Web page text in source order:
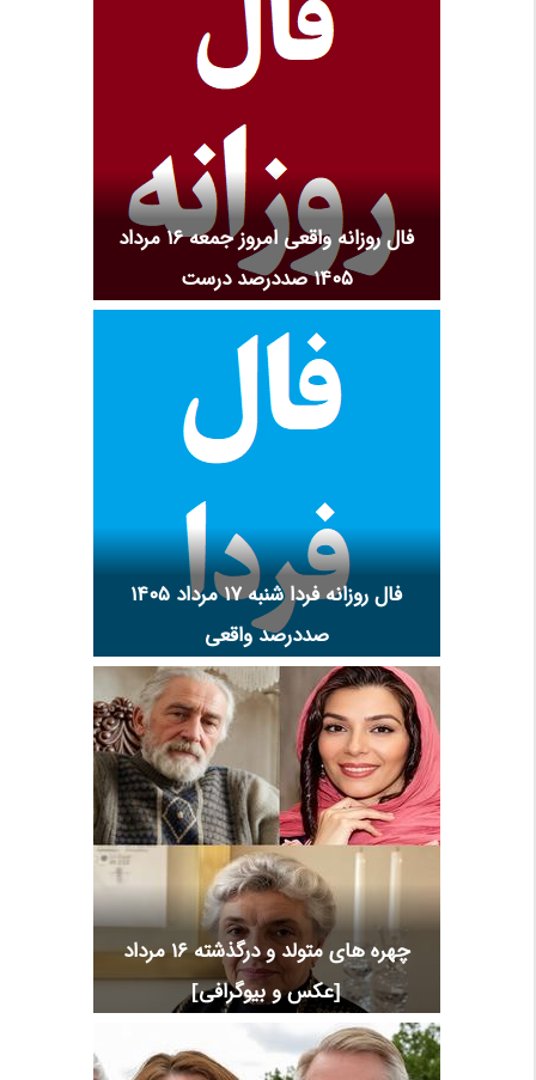
فال روزانه واقعی امروز جمعه ۱۶ مرداد
۱۴۰۵ صددرصد درست
فال روزانه فردا شنبه ۱۷ مرداد ۱۴۰۵
صددرصد واقعی
چهره های متولد و درگذشته 16 مرداد
[عکس و بیوگرافی]